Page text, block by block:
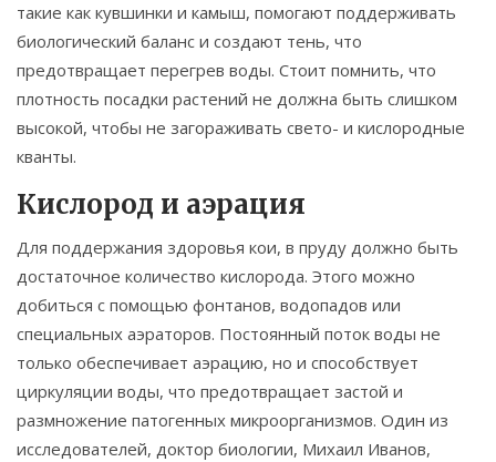
такие как кувшинки и камыш, помогают поддерживать
биологический баланс и создают тень, что
предотвращает перегрев воды. Стоит помнить, что
плотность посадки растений не должна быть слишком
высокой, чтобы не загораживать свето- и кислородные
кванты.
Кислород и аэрация
Для поддержания здоровья кои, в пруду должно быть
достаточное количество кислорода. Этого можно
добиться с помощью фонтанов, водопадов или
специальных аэраторов. Постоянный поток воды не
только обеспечивает аэрацию, но и способствует
циркуляции воды, что предотвращает застой и
размножение патогенных микроорганизмов. Один из
исследователей, доктор биологии, Михаил Иванов,